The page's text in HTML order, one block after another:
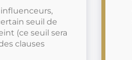
seuil de
(ce seuil sera
clauses